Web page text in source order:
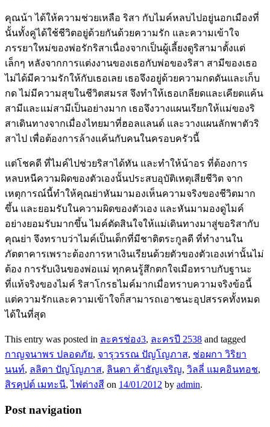
คุณน้า ได้ให้ความช่วยเหลือ ริสา กับไมค์หลบไปอยู่นอกเมืองที่
นั้นทั้งคู่ได้ใช้ชีวิตอยู่ด้วยกันด้วยความรัก และความเข้าใจ
ภรรยาใหม่ของพ่อรักริสาเนื่องจากเป็นผู้เลี้ยงดูริสามาตั้งแต่
เล็กๆ หลังจากการแต่งงานของเธอกับพ่อของริสา สามีของเธอ
ไม่ได้มีความรักให้กับเธอเลย เธอจึงอยู่ด้วยความกดดันและเก็บ
กด ไม่มีความสุขในชีวิตสมรส จึงทำให้เธอเกลียดและเคียดแค้น
สามีและแม่สามีเป็นอย่างมาก เธอจึงวางแผนเรียกให้แม่ของริ
สาเดินทางจากเมื่องไทยมาที่ฮอลแลนด์ และวางแผนลักพาตัวริ
สาไป เพื่อต้องการล้างแค้นกับคนในครอบครัวนี้
แต่โชคดี ที่ไมค์ไปช่วยริสาได้ทัน และทำให้น้าอร ที่ต้องการ
หลบหนีความผิดของตัวเองนั้นประสบอุบัติเหตุเสียชีวิต จาก
เหตุการณ์นี้ทำให้คุณย่าหันมามองเห็นความจริงของชีวิตมาก
ขึ้น และยอมรับในความผิดของตัวเอง และหันมามองดูไมค์
อย่างยอมรับมากขึ้น ไมค์ตัดสินใจให้แม่เดินทางมาสู่ขอริสากับ
คุณย่า จึงทราบว่าไมค์เป็นเด็กที่มีชาติตระกูลดี ที่ทำงานใน
ภัตตาคารเพราะต้องการหาเงินเรียนด้วยตัวของตัวเองเท่านั้นไม่
ต้อง การรับเงินของพ่อแม่ ทุกคนรู้สึกตกใจเมือทราบกับฐานะ
ที่แท้จริงของไมค์ ริสาโกรธไมค์มากเมื่อทราบความจริงข้อนี้
แต่ความรักและความเข้าใจก็สามารถเอาชนะอุปสรรคทั้งหมด
ได้ในที่สุด
This entry was posted in ละครช่อง3, ละครปี 2538 and tagged
กาญจนาพร ปลอดภัย, จารุวรรณ ปัญโญภาส, ช่อผกา วิริยา
นนท์, ลลิตา ปัญโญภาส, ลินดา ค้าธัญเจริญ, วิลลี่ แมคอินทอช,
สิรคุปต์ เมทะนี,ไฟต่างสี on 14/01/2012 by admin.
Post navigation